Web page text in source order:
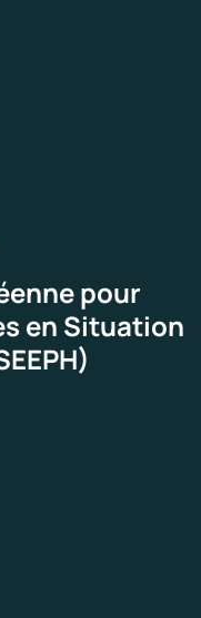
pour
en Situation